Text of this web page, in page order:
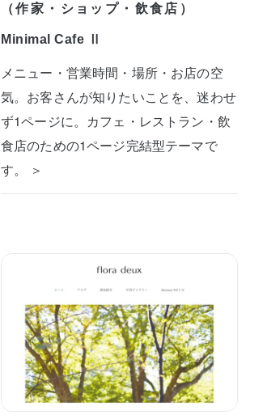
（作家・ショップ・飲食店）
Minimal Cafe Ⅱ
メニュー・営業時間・場所・お店の空
気。お客さんが知りたいことを、迷わせ
ず1ページに。カフェ・レストラン・飲
食店のための1ページ完結型テーマで
す。 ＞